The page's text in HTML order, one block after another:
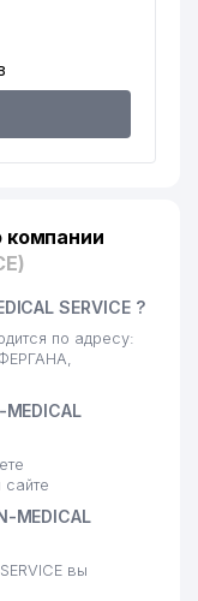
компании
SERVICE ?
по адресу:
MEDICAL
вы